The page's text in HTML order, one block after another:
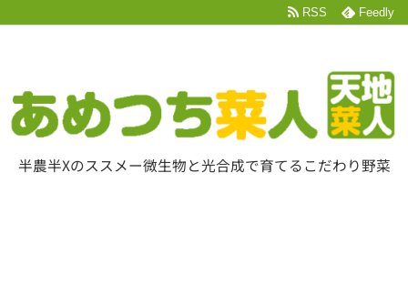
半農半Xのススメー微生物と光合成で育てるこだわり野菜
RSS Feedly